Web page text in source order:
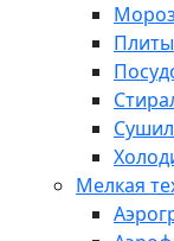
Плиты
Мелкая